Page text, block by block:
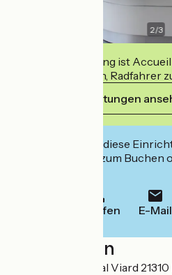
2/3
Diese Einrichtung ist
verpflichtet sich, Radfahrer
Ihre Verpflichtungen
Interessiert Sie diese
deren Website zum Buchen
Anrufen E-Mail
Localisation
6 ter place Général Viard